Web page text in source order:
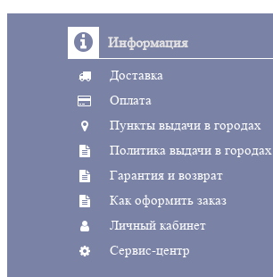
Информация
Доставка
Оплата
Пункты выдачи в городах
Политика выдачи в городах
Гарантия и возврат
Как оформить заказ
Личный кабинет
Сервис-центр